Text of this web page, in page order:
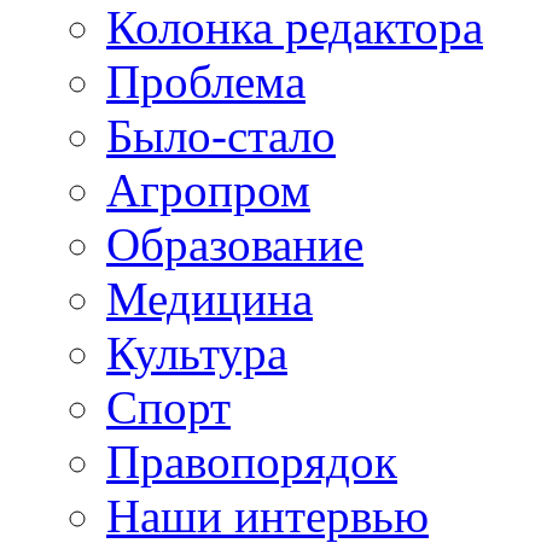
Колонка редактора
Проблема
Было-стало
Агропром
Образование
Медицина
Культура
Спорт
Правопорядок
Наши интервью